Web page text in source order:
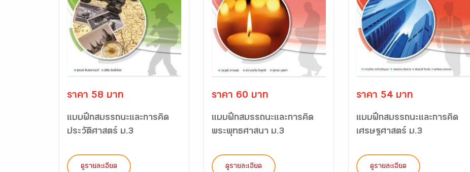
ราคา 58 บาท
แบบฝึกสมรรถนะและการคิด
ประวัติศาสตร์ ม.3
ดูรายละเอียด
ราคา 60 บาท
แบบฝึกสมรรถนะและการคิด
พระพุทธศาสนา ม.3
ดูรายละเอียด
ราคา 54 บาท
แบบฝึกสมรรถนะและการคิด
เศรษฐศาสตร์ ม.3
ดูรายละเอียด